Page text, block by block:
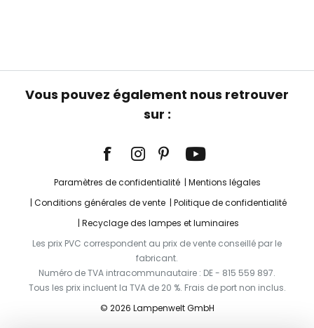
Vous pouvez également nous retrouver
sur :
Paramètres de confidentialité
Mentions légales
Conditions générales de vente
Politique de confidentialité
Recyclage des lampes et luminaires
Les prix PVC correspondent au prix de vente conseillé par le
fabricant.
Numéro de TVA intracommunautaire : DE - 815 559 897.
Tous les prix incluent la TVA de 20 %. Frais de port non inclus.
© 2026 Lampenwelt GmbH